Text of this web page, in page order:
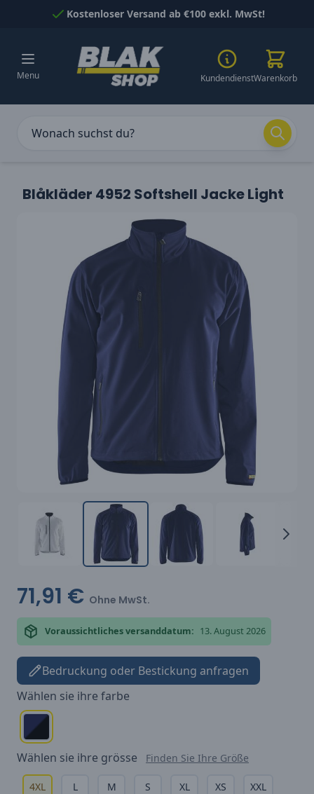
Skip to ContentKostenloser Versand ab €100 exkl. MwSt!
Menu KundendienstWarenkorb
Blåkläder 4952 Softshell Jacke Light
71,91 € Ohne MwSt.
Voraussichtliches versanddatum: 13. August 2026
Bedruckung oder Bestickung anfragen
Wählen sie ihre farbe
Wählen sie ihre grösse Finden Sie Ihre Größe
4XL L M S XL XS XXL